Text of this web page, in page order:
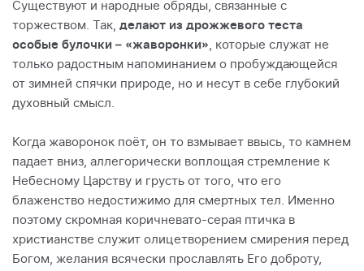
Существуют и народные обряды, связанные с
торжеством. Так, делают из дрожжевого теста
особые булочки – «жаворонки» , которые служат не
только радостным напоминанием о пробуждающейся
от зимней спячки природе, но и несут в себе глубокий
духовный смысл.
Когда жаворонок поёт, он то взмывает ввысь, то камнем
падает вниз, аллегорически воплощая стремление к
Небесному Царству и грусть от того, что его
блаженство недостижимо для смертных тел. Именно
поэтому скромная коричневато-серая птичка в
христианстве служит олицетворением смирения перед
Богом, желания всячески прославлять Его доброту,